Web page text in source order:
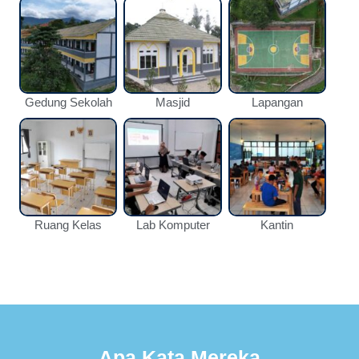
Gedung Sekolah Masjid Lapangan
Ruang Kelas Lab Komputer Kantin